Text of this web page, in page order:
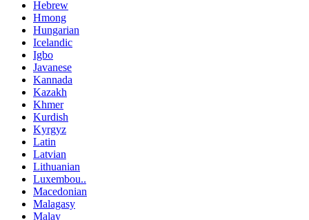
Hebrew
Hmong
Hungarian
Icelandic
Igbo
Javanese
Kannada
Kazakh
Khmer
Kurdish
Kyrgyz
Latin
Latvian
Lithuanian
Luxembou..
Macedonian
Malagasy
Malay